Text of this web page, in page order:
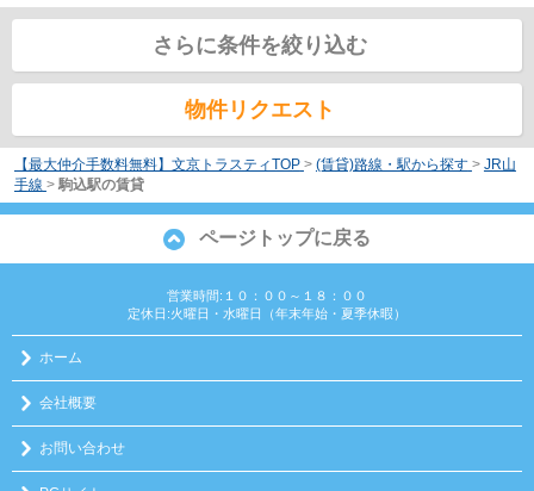
さらに条件を絞り込む
物件リクエスト
【最大仲介手数料無料】文京トラスティTOP > (賃貸)路線・駅から探す > JR山
手線 > 駒込駅の賃貸
ページトップに戻る
営業時間:１０：００～１８：００
定休日:火曜日・水曜日（年末年始・夏季休暇）
ホーム
会社概要
お問い合わせ